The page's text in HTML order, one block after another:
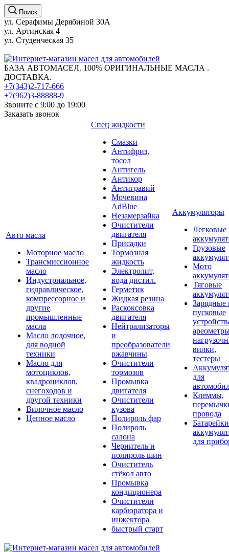
Поиск
ул. Серафимы Дерябиной 30А
ул. Артинская 4
ул. Студенческая 35
БАЗА АВТОМАСЕЛ. 100% ОРИГИНАЛЬНЫЕ МАСЛА .
ДОСТАВКА.
+7(343)2-717-666
+7(962)3-88888-9
Звоните с 9:00 до 19:00
Заказать звонок
Авто масла
Моторное масло
Трансмиссионное
масло
Индустриальное,
гидравлическое,
компрессорное и
другие
промышленные
масла
Масло лодочное,
для водной
техники
Масло для
мотоциклов,
квадроциклов,
снегоходов и
другой техники
Вилочное масло
Цепное масло
Спец жидкости
Смазки
Антифриз,
тосол
Антигель
Антикор
Антигравий
Мочевина
AdBlue
Незамерзайка
Очистители
двигателя
Присадки
Тормозная
жидкость
Электролит,
вода дистил.
Герметик
Жидкая резина
Раскоксовка
двигателя
Нейтрализаторы
и
преобразователи
ржавчины
Очистители
тормозов
Промывка
двигателя
Очистители
кузова
Полироль фар
Полироль
салона
Чернитель и
полироль шин
Очиститель
стёкол авто
Промывка
кондиционера
Очистители
карбюратора и
инжектора
быстрый старт
Аккумуляторы
Легковые
Грузовые
Мото
Тяговые
Зарядные
пусковые
вилки,
тестеры
для
Клеммы,
провода
для